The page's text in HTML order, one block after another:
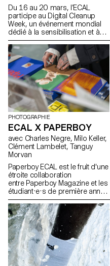
Du 16 au 20 mars, l’ECAL
participe au Digital Cleanup
Week, un événement mondial
dédié à la sensibilisation et à
l’action pour un numérique plus
responsable. Une semaine
pour réparer, recycler, nettoyer
et réfléchir !
PHOTOGRAPHIE
ECAL X PAPERBOY
avec Charles Negre, Milo Keller,
Clément Lambelet, Tanguy
Morvan
Paperboy ECAL est le fruit d'une
étroite collaboration
entre Paperboy Magazine et les
étudiant·e·s de première année
du Master Photographie de
l'ECAL. Sous la houlette du
photographe Charles Negre ,
ils·elles ont exploré le potentiel
des objets du quotidien pour
créer des natures mortes
mystérieuses et ludiques.